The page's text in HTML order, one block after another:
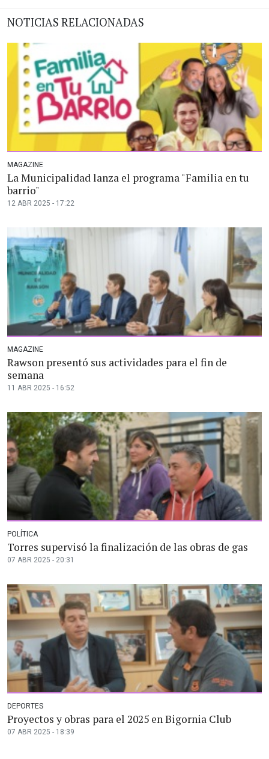
NOTICIAS RELACIONADAS
MAGAZINE
La Municipalidad lanza el programa "Familia en tu
barrio"
12 ABR 2025 - 17:22
MAGAZINE
Rawson presentó sus actividades para el fin de
semana
11 ABR 2025 - 16:52
POLÍTICA
Torres supervisó la finalización de las obras de gas
07 ABR 2025 - 20:31
DEPORTES
Proyectos y obras para el 2025 en Bigornia Club
07 ABR 2025 - 18:39